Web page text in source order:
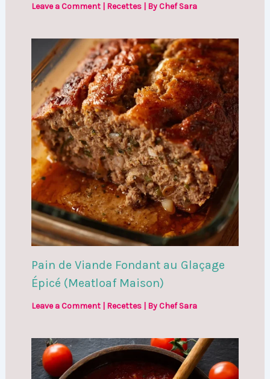
Leave a Comment Recettes| ByChef Sara
Pain de Viande Fondant au Glaçage
Épicé (Meatloaf Maison)
Leave a Comment Recettes| ByChef Sara